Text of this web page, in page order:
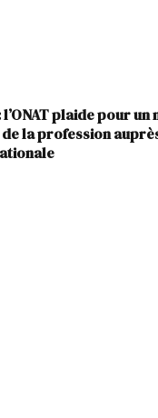
plaide pour un
la profession